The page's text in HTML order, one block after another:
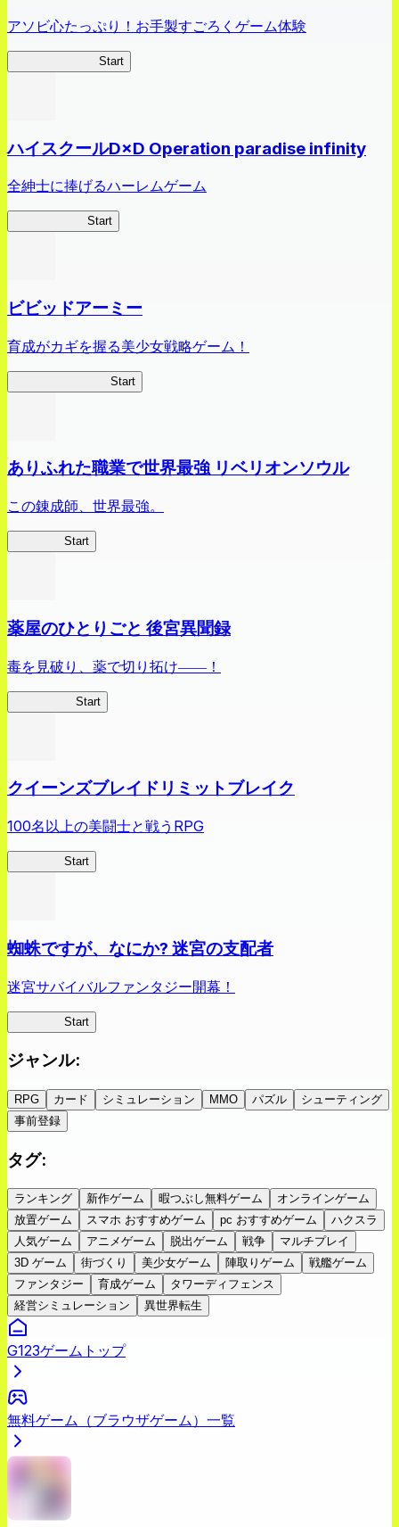
アソビ心たっぷり！お手製すごろくゲーム体験
Start
ハイスクールD×D Operation paradise infinity
全紳士に捧げるハーレムゲーム
Start
ビビッドアーミー
育成がカギを握る美少女戦略ゲーム！
Start
ありふれた職業で世界最強 リベリオンソウル
この錬成師、世界最強。
Start
薬屋のひとりごと 後宮異聞録
毒を見破り、薬で切り拓け――！
Start
クイーンズブレイドリミットブレイク
100名以上の美闘士と戦うRPG
Start
蜘蛛ですが、なにか? 迷宮の支配者
迷宮サバイバルファンタジー開幕！
Start
ジャンル:
RPG カード シミュレーション MMO パズル
シューティング
事前登録
タグ:
ランキング 新作ゲーム 暇つぶし無料ゲーム
オンラインゲーム
放置ゲーム
スマホ おすすめゲーム pc おすすめゲーム
ハクスラ
人気ゲーム
アニメゲーム 脱出ゲーム 戦争
マルチプレイ
3D ゲーム
街づくり 美少女ゲーム 陣取りゲーム
戦艦ゲーム
ファンタジー
育成ゲーム
タワーディフェンス
経営シミュレーション
異世界転生
G123ゲームトップ
無料ゲーム（ブラウザゲーム）一覧